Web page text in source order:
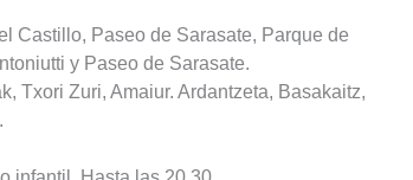
Castillo, Paseo de Sarasate, Parque de
y Paseo de Sarasate.
Txori Zuri, Amaiur. Ardantzeta, Basakaitz,